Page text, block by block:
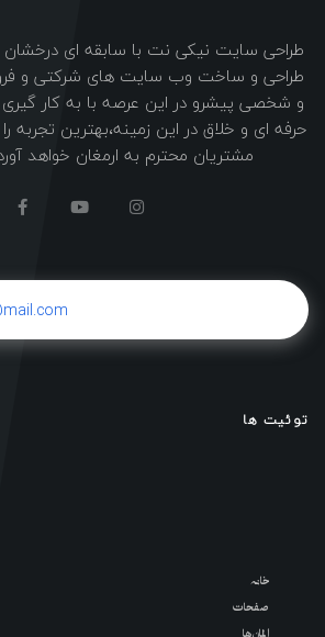
طراحی سایت نیکی نت با سابقه ای درخشان
طراحی و ساخت وب سایت های شرکتی و
و شخصی پیشرو در این عرصه با به کار گیری
حرفه ای و خلاق در این زمینه،بهترین تجربه
مشتریان محترم به ارمغان خواهد
توئیت ها
خانه
صفحات
المان ها